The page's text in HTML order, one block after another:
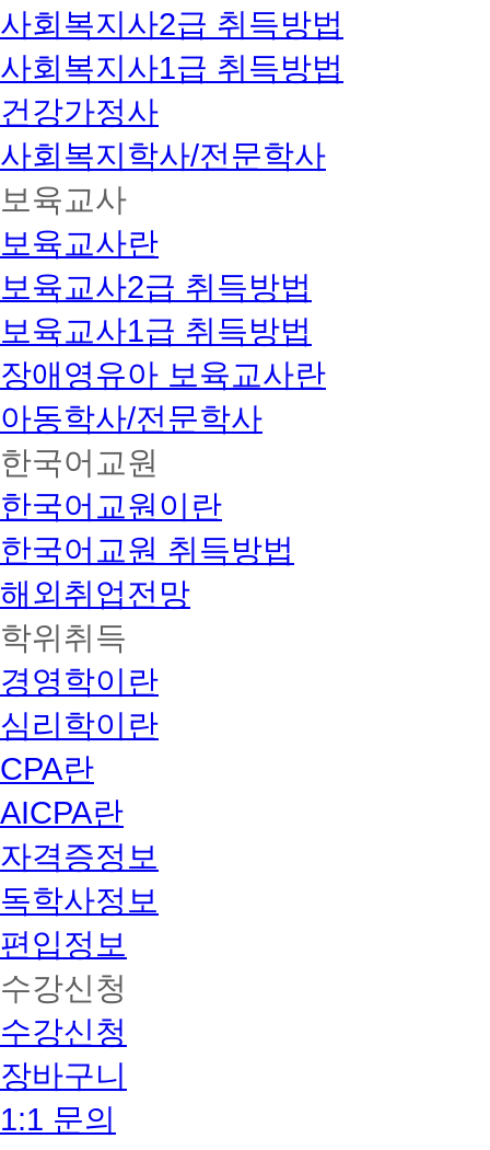
사회복지사2급 취득방법
사회복지사1급 취득방법
건강가정사
사회복지학사/전문학사
보육교사
보육교사란
보육교사2급 취득방법
보육교사1급 취득방법
장애영유아 보육교사란
아동학사/전문학사
한국어교원
한국어교원이란
한국어교원 취득방법
해외취업전망
학위취득
경영학이란
심리학이란
CPA란
AICPA란
자격증정보
독학사정보
편입정보
수강신청
수강신청
장바구니
1:1 문의